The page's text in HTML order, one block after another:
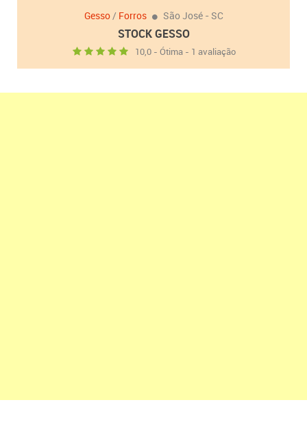
Gesso/ Forros São José - SC
STOCK GESSO
10,0 - Ótima - 1 avaliação